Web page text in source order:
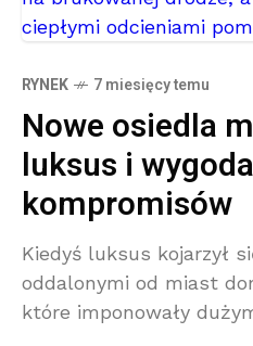
RYNEK 7 miesięcy temu
Nowe osiedla
luksus i
kompromisów
Kiedyś luksus kojarzył
oddalonymi od miast
które imponowały